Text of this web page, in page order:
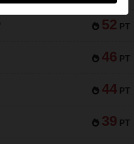
52 PT
46 PT
44 PT
39 PT